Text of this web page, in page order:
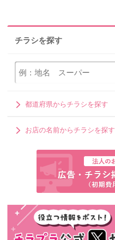
チラシを探す
都道府県からチラシを探す
お店の名前からチラシを探す